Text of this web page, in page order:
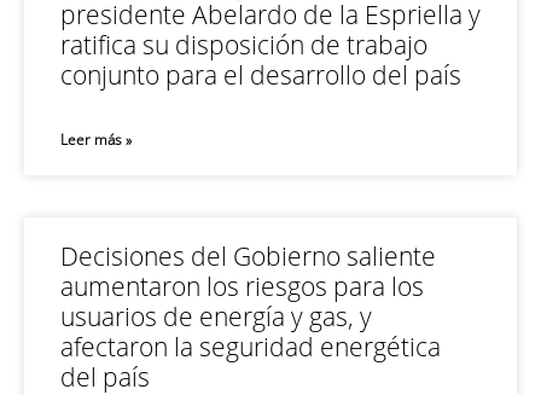
presidente Abelardo de la Espriella y
ratifica su disposición de trabajo
conjunto para el desarrollo del país
Leer más »
Decisiones del Gobierno saliente
aumentaron los riesgos para los
usuarios de energía y gas, y
afectaron la seguridad energética
del país